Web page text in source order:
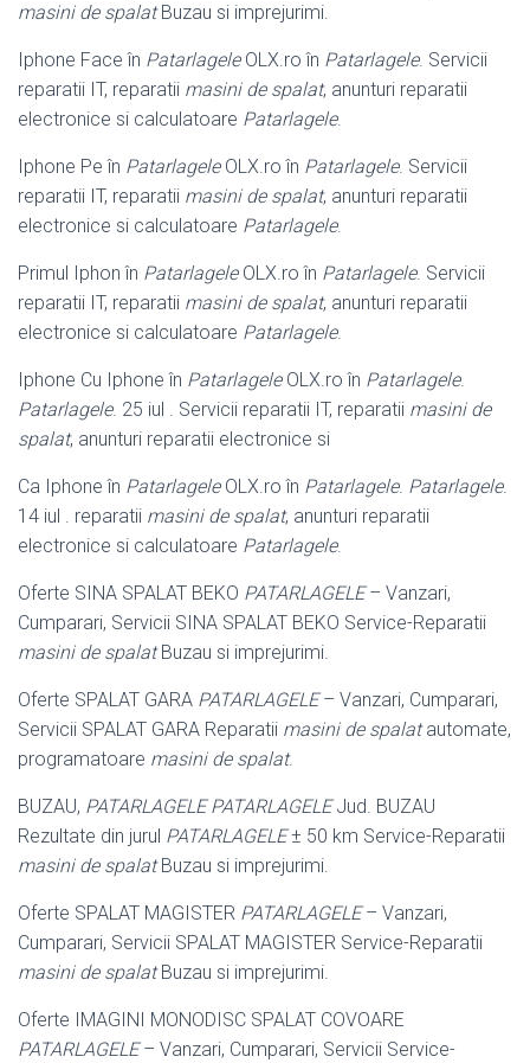
masini de spalatBuzau si imprejurimi.
Iphone Face în PatarlageleOLX.ro în Patarlagele. Servicii
reparatii IT, reparatii masini de spalat, anunturi reparatii
electronice si calculatoare Patarlagele.
Iphone Pe în PatarlageleOLX.ro în Patarlagele. Servicii
reparatii IT, reparatii masini de spalat, anunturi reparatii
electronice si calculatoare Patarlagele.
Primul Iphon în PatarlageleOLX.ro în Patarlagele. Servicii
reparatii IT, reparatii masini de spalat, anunturi reparatii
electronice si calculatoare Patarlagele.
Iphone Cu Iphone în PatarlageleOLX.ro în Patarlagele.
Patarlagele. 25 iul . Servicii reparatii IT, reparatii masini de
spalat, anunturi reparatii electronice si
Ca Iphone în PatarlageleOLX.ro în Patarlagele. Patarlagele.
14 iul . reparatii masini de spalat, anunturi reparatii
electronice si calculatoare Patarlagele.
Oferte SINA SPALAT BEKO PATARLAGELE– Vanzari,
Cumparari, Servicii SINA SPALAT BEKO Service-Reparatii
masini de spalatBuzau si imprejurimi.
Oferte SPALAT GARA PATARLAGELE– Vanzari, Cumparari,
Servicii SPALAT GARA Reparatii masini de spalatautomate,
programatoare masini de spalat.
BUZAU, PATARLAGELE PATARLAGELEJud. BUZAU
Rezultate din jurul PATARLAGELE± 50 km Service-Reparatii
masini de spalatBuzau si imprejurimi.
Oferte SPALAT MAGISTER PATARLAGELE– Vanzari,
Cumparari, Servicii SPALAT MAGISTER Service-Reparatii
masini de spalatBuzau si imprejurimi.
Oferte IMAGINI MONODISC SPALAT COVOARE
PATARLAGELE– Vanzari, Cumparari, Servicii Service-